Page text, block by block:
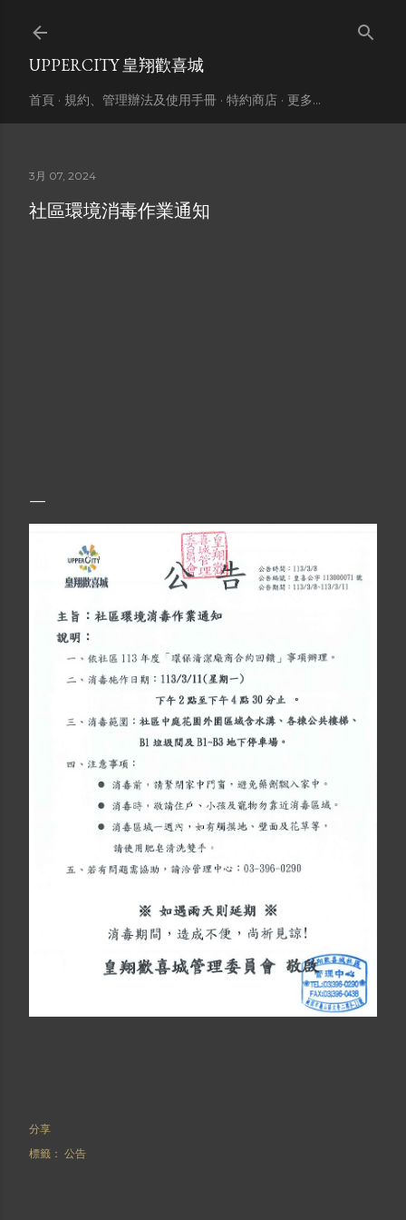
UPPERCITY 皇翔歡喜城
首頁 規約、管理辦法及使用手冊 特約商店 更多…
3月 07, 2024
社區環境消毒作業通知
分享
標籤： 公告